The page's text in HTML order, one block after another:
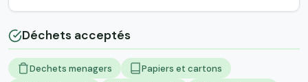
Déchets acceptés
Dechets menagers
Papiers et cartons